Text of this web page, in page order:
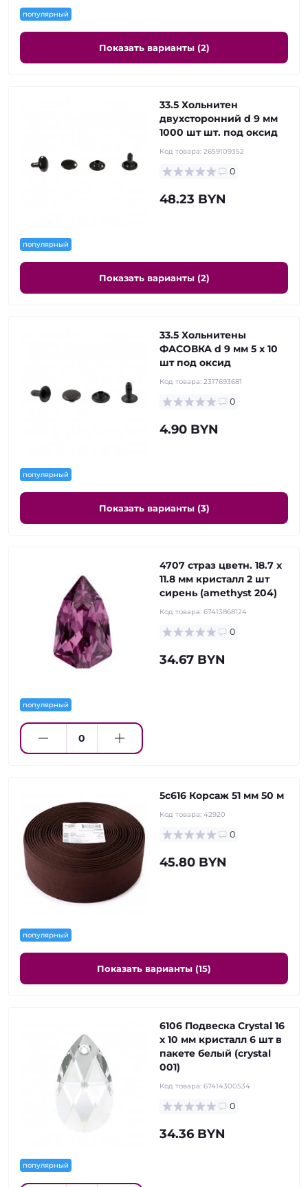
популярный
Показать варианты (2)
популярный
33.5 Хольнитен
двухсторонний d 9 мм
1000 шт шт. под оксид
Код товара: 2659109352
0
48.23 BYN
Показать варианты (2)
популярный
33.5 Хольнитены
ФАСОВКА d 9 мм 5 x 10
шт под оксид
Код товара: 2317693681
0
4.90 BYN
Показать варианты (3)
популярный
4707 страз цветн. 18.7 х
11.8 мм кристалл 2 шт
сирень (amethyst 204)
Код товара: 67413868124
0
34.67 BYN
популярный
5с616 Корсаж 51 мм 50 м
Код товара: 42920
0
45.80 BYN
Показать варианты (15)
популярный
6106 Подвеска Crystal 16
х 10 мм кристалл 6 шт в
пакете белый (crystal
001)
Код товара: 67414300534
0
34.36 BYN